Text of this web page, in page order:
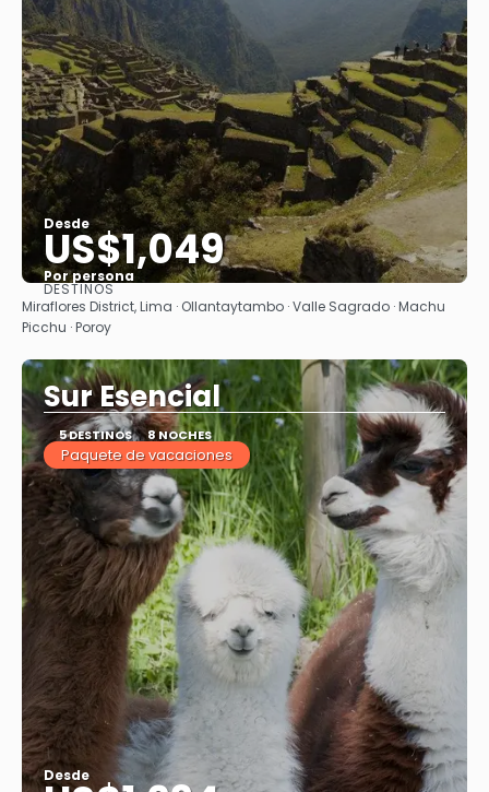
Desde
US$1,049
Por persona
Ver
DESTINOS
Miraflores District, Lima · Ollantaytambo · Valle Sagrado · Machu
Picchu · Poroy
Sur Esencial
5 DESTINOS 8 NOCHES
Paquete de vacaciones
Desde